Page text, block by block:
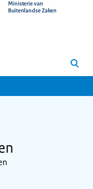
Ministerie van
Buitenlandse Zaken
Zoeken